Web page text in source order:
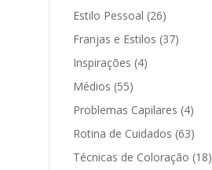
Estilo Pessoal (26)
Franjas e Estilos (37)
Inspirações (4)
Médios (55)
Problemas Capilares (4)
Rotina de Cuidados (63)
Técnicas de Coloração (18)